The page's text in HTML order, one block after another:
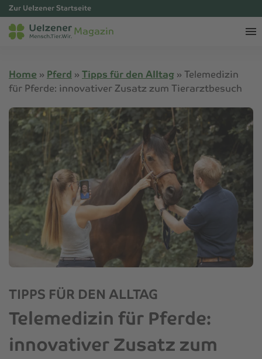
Zur Uelzener Startseite
Magazin
Home » Pferd » Tipps für den Alltag » Telemedizin
für Pferde: innovativer Zusatz zum Tierarztbesuch
TIPPS FÜR DEN ALLTAG
Telemedizin für Pferde:
innovativer Zusatz zum